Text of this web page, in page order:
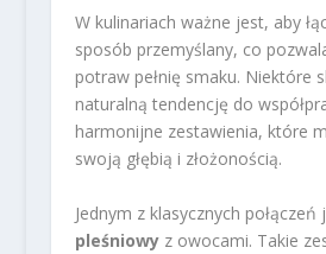
W kulinariach ważne jest, aby
sposób przemyślany, co
potraw pełnię smaku. Niektóre
naturalną tendencję do
harmonijne zestawienia, które
swoją głębią i złożonością.
Jednym z klasycznych połączeń
pleśniowyz owocami. Takie